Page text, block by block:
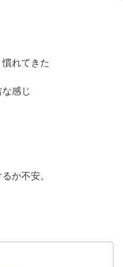
れてきた
感じ
か不安。